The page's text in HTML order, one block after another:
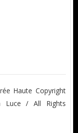
Haute Copyright
Luce / All Rights